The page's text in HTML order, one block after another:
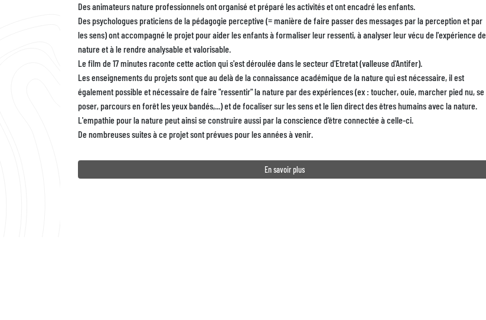
Des animateurs nature professionnels ont organisé et préparé les activités et ont encadré les enfants.
Des psychologues praticiens de la pédagogie perceptive (= manière de faire passer des messages par la perception et par
les sens) ont accompagné le projet pour aider les enfants à formaliser leur ressenti, à analyser leur vécu de l'expérience de
nature et à le rendre analysable et valorisable.
Le film de 17 minutes raconte cette action qui s'est déroulée dans le secteur d'Etretat (valleuse d'Antifer).
Les enseignements du projets sont que au delà de la connaissance académique de la nature qui est nécessaire, il est
également possible et nécessaire de faire "ressentir" la nature par des expériences (ex : toucher, ouie, marcher pied nu, se
poser, parcours en forêt les yeux bandés,...) et de focaliser sur les sens et le lien direct des êtres humains avec la nature.
L'empathie pour la nature peut ainsi se construire aussi par la conscience d’être connectée à celle-ci.
De nombreuses suites à ce projet sont prévues pour les années à venir.
En savoir plus